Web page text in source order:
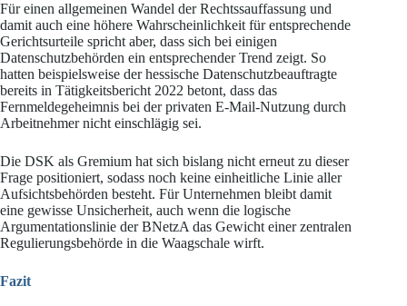
Für einen allgemeinen Wandel der Rechtssauffassung und
damit auch eine höhere Wahrscheinlichkeit für entsprechende
Gerichtsurteile spricht aber, dass sich bei einigen
Datenschutzbehörden ein entsprechender Trend zeigt. So
hatten beispielsweise der hessische Datenschutzbeauftragte
bereits in Tätigkeitsbericht 2022 betont, dass das
Fernmeldegeheimnis bei der privaten E-Mail-Nutzung durch
Arbeitnehmer nicht einschlägig sei.
Die DSK als Gremium hat sich bislang nicht erneut zu dieser
Frage positioniert, sodass noch keine einheitliche Linie aller
Aufsichtsbehörden besteht. Für Unternehmen bleibt damit
eine gewisse Unsicherheit, auch wenn die logische
Argumentationslinie der BNetzA das Gewicht einer zentralen
Regulierungsbehörde in die Waagschale wirft.
Fazit